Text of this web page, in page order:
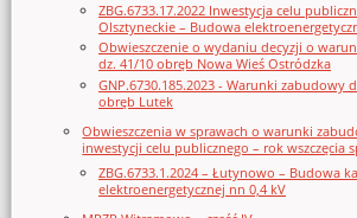
ZBG.6733.17.2022 Inwestycja celu
Olsztyneckie – Budowa
Obwieszczenie o wydaniu decyzji o
dz. 41/10 obręb Nowa Wieś Ostródzka
GNP.6730.185.2023 - Warunki zabudowy
obręb Lutek
Obwieszczenia w sprawach o warunki
inwestycji celu publicznego – rok wszczęcia
ZBG.6733.1.2024 – Łutynowo – Budowa
elektroenergetycznej nn 0,4 kV